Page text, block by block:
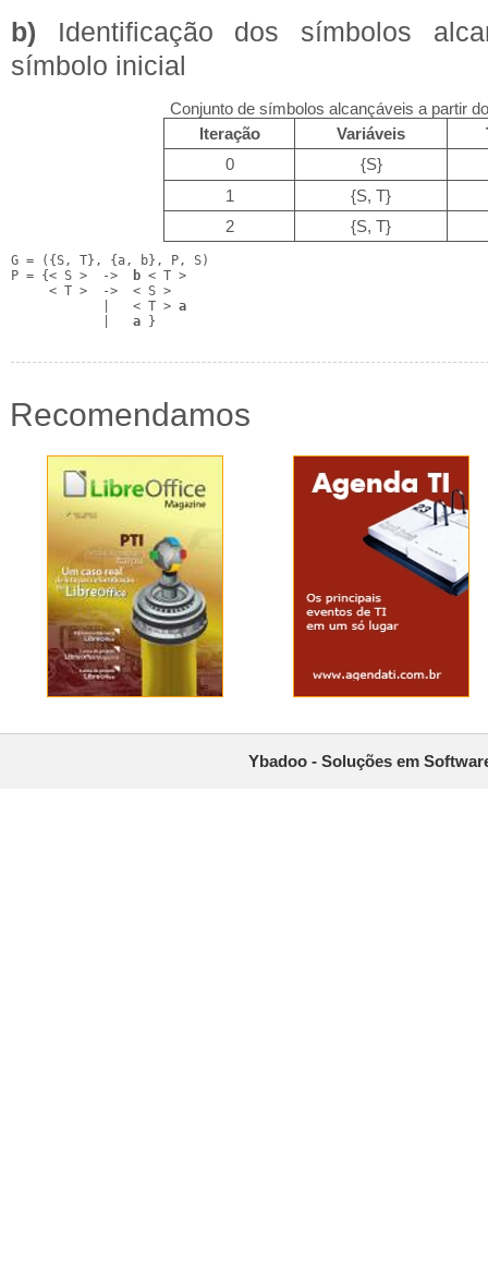
b) Identificação dos símbolos
símbolo inicial
Conjunto de símbolos alcançáveis a partir
Iteração
Variáveis
0
{S}
1
{S, T}
2
{S, T}
G = ({S, T}, {a, b}, P, S)
P = {< S >  ->
b < T >
     < T >  ->  < S >
            |   < T >
a
a }
Recomendamos
Ybadoo - Soluções em